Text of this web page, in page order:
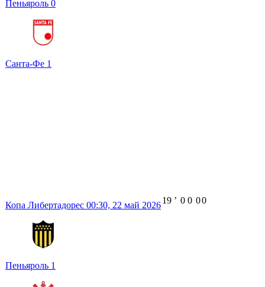
Пеньяроль 0
Санта-Фе 1
Копа Либертадорес 00:30, 22 май 2026
Пеньяроль 1
19 ʼ 0 0 00